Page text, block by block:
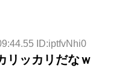
ID:iptfvNhi0
リッカリだなｗ